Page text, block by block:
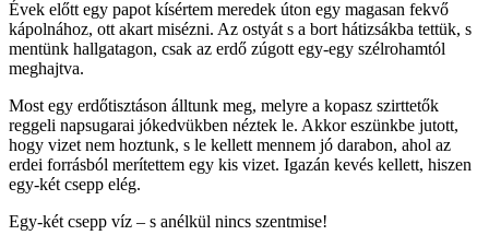
Évek előtt egy papot kísértem meredek úton egy magasan fekvő
kápolnához, ott akart misézni. Az ostyát s a bort hátizsákba tettük, s
mentünk hallgatagon, csak az erdő zúgott egy-egy szélrohamtól
meghajtva.
Most egy erdőtisztáson álltunk meg, melyre a kopasz szirttetők
reggeli napsugarai jókedvükben néztek le. Akkor eszünkbe jutott,
hogy vizet nem hoztunk, s le kellett mennem jó darabon, ahol az
erdei forrásból merítettem egy kis vizet. Igazán kevés kellett, hiszen
egy-két csepp elég.
Egy-két csepp víz – s anélkül nincs szentmise!